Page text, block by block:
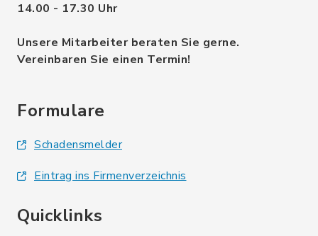
14.00 - 17.30 Uhr
Unsere Mitarbeiter beraten Sie gerne.
Vereinbaren Sie einen Termin!
Formulare
Schadensmelder
Eintrag ins Firmenverzeichnis
Quicklinks